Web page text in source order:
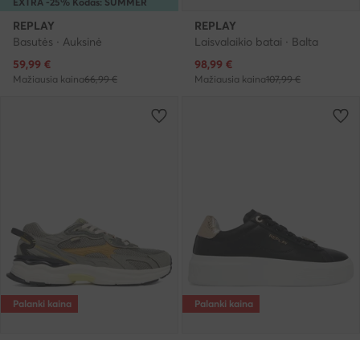
REPLAY
Basutės · Auksinė
Dabartinė kaina
59,99 €
Mažiausia kaina66,99 €
REPLAY
Laisvalaikio batai · Balta
Dabartinė kaina
98,99 €
Mažiausia kaina107,99 €
Palanki kaina Palanki kaina